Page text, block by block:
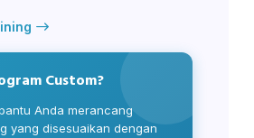
Custom?
Anda merancang
yang disesuaikan dengan